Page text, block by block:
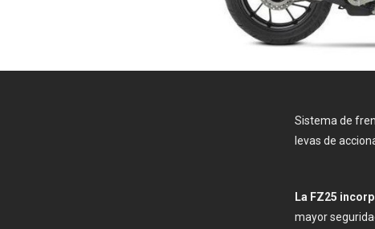
Sistema de
levas de
La FZ25
mayor